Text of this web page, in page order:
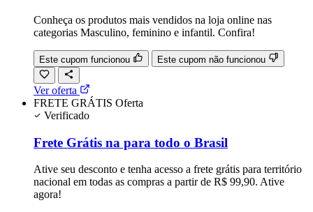
Conheça os produtos mais vendidos na loja online nas
categorias Masculino, feminino e infantil. Confira!
Este cupom funcionou Este cupom não funcionou
Ver oferta
FRETE GRÁTIS Oferta
Verificado
Frete Grátis na para todo o Brasil
Ative seu desconto e tenha acesso a frete grátis para território
nacional em todas as compras a partir de R$ 99,90. Ative
agora!